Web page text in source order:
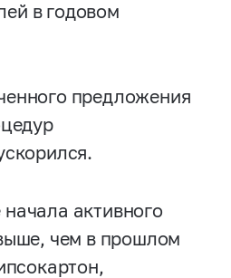
в годовом
предложения
активного
чем в прошлом